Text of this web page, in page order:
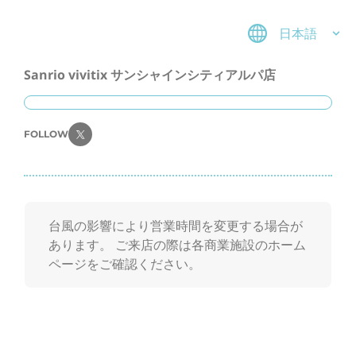
日本語
Sanrio vivitix サンシャインシティアルパ店
FOLLOW
台風の影響により営業時間を変更する場合が
あります。 ご来店の際は各商業施設のホーム
ページをご確認ください。